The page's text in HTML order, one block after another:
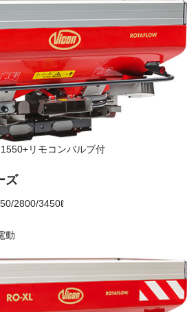
リモコンバルブ付
ズ
2800/3450ℓ
動